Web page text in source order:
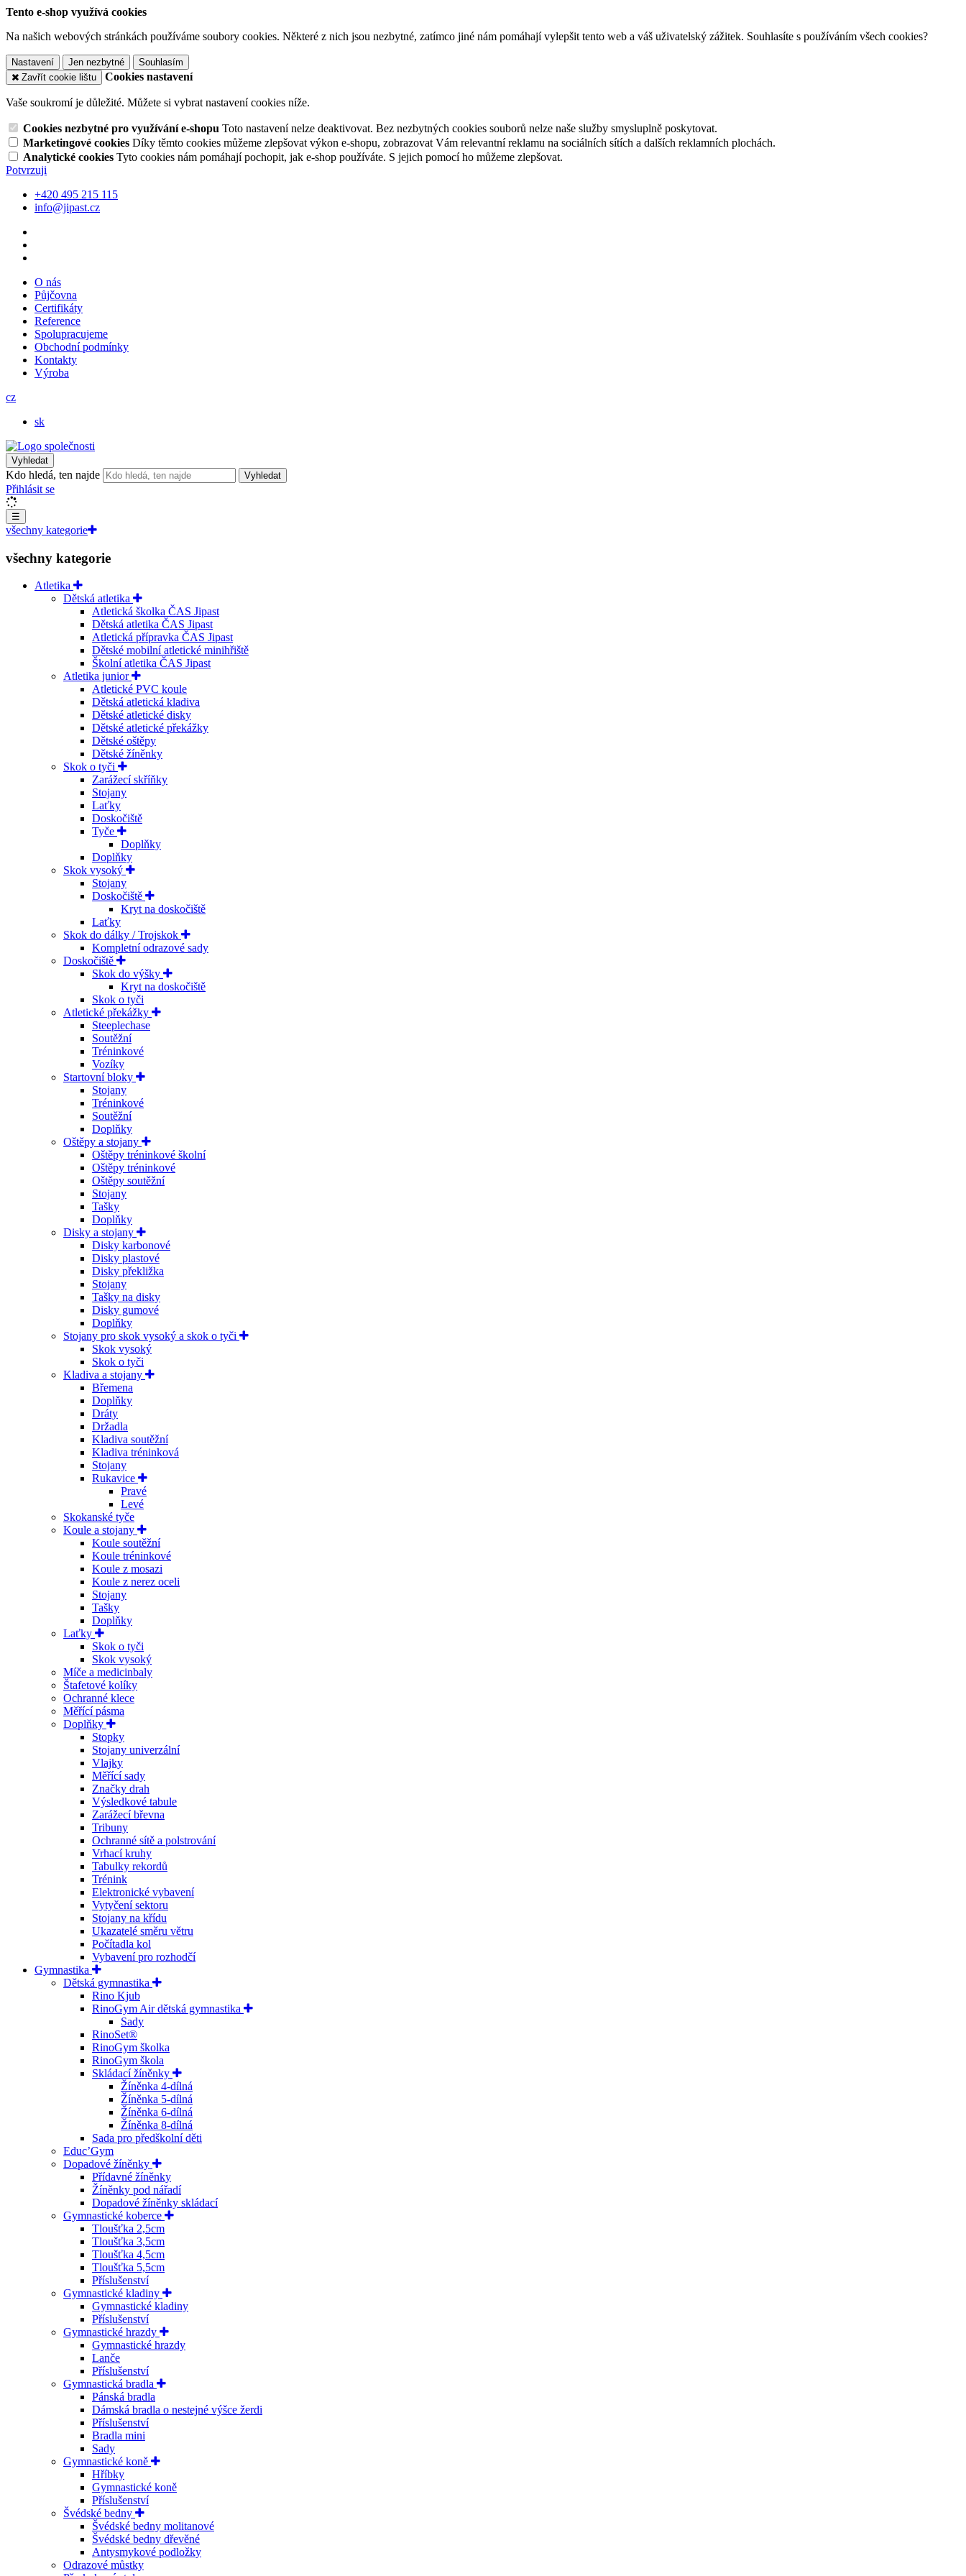
Tento e-shop využívá cookies
Na našich webových stránkách používáme soubory cookies. Některé z nich jsou nezbytné, zatímco jiné nám pomáhají vylepšit tento web a váš uživatelský zážitek. Souhlasíte s používáním všech cookies?
Nastavení Jen nezbytné
Souhlasím
Zavřít cookie lištu
Cookies nastavení
Vaše soukromí je důležité. Můžete si vybrat nastavení cookies níže.
Cookies nezbytné pro využívání e-shopu Toto nastavení nelze deaktivovat. Bez nezbytných cookies souborů nelze naše služby smysluplně poskytovat.
Marketingové cookies Díky těmto cookies můžeme zlepšovat výkon e-shopu, zobrazovat Vám relevantní reklamu na sociálních sítích a dalších reklamních plochách.
Analytické cookies Tyto cookies nám pomáhají pochopit, jak e-shop používáte. S jejich pomocí ho můžeme zlepšovat.
Potvrzuji
+420 495 215 115
info@jipast.cz
O nás
Půjčovna
Certifikáty
Reference
Spolupracujeme
Obchodní podmínky
Kontakty
Výroba
cz
sk
Vyhledat
Kdo hledá, ten najde Vyhledat
Přihlásit se
☰
všechny kategorie
všechny kategorie
Atletika
Dětská atletika
Atletická školka ČAS Jipast
Dětská atletika ČAS Jipast
Atletická přípravka ČAS Jipast
Dětské mobilní atletické minihřiště
Školní atletika ČAS Jipast
Atletika junior
Atletické PVC koule
Dětská atletická kladiva
Dětské atletické disky
Dětské atletické překážky
Dětské oštěpy
Dětské žíněnky
Skok o tyči
Zarážecí skříňky
Stojany
Laťky
Doskočiště
Tyče
Doplňky
Doplňky
Skok vysoký
Stojany
Doskočiště
Kryt na doskočiště
Laťky
Skok do dálky / Trojskok
Kompletní odrazové sady
Doskočiště
Skok do výšky
Kryt na doskočiště
Skok o tyči
Atletické překážky
Steeplechase
Soutěžní
Tréninkové
Vozíky
Startovní bloky
Stojany
Tréninkové
Soutěžní
Doplňky
Oštěpy a stojany
Oštěpy tréninkové školní
Oštěpy tréninkové
Oštěpy soutěžní
Stojany
Tašky
Doplňky
Disky a stojany
Disky karbonové
Disky plastové
Disky překližka
Stojany
Tašky na disky
Disky gumové
Doplňky
Stojany pro skok vysoký a skok o tyči
Skok vysoký
Skok o tyči
Kladiva a stojany
Břemena
Doplňky
Dráty
Držadla
Kladiva soutěžní
Kladiva tréninková
Stojany
Rukavice
Pravé
Levé
Skokanské tyče
Koule a stojany
Koule soutěžní
Koule tréninkové
Koule z mosazi
Koule z nerez oceli
Stojany
Tašky
Doplňky
Laťky
Skok o tyči
Skok vysoký
Míče a medicinbaly
Štafetové kolíky
Ochranné klece
Měřící pásma
Doplňky
Stopky
Stojany univerzální
Vlajky
Měřící sady
Značky drah
Výsledkové tabule
Zarážecí břevna
Tribuny
Ochranné sítě a polstrování
Vrhací kruhy
Tabulky rekordů
Trénink
Elektronické vybavení
Vytyčení sektoru
Stojany na křídu
Ukazatelé směru větru
Počítadla kol
Vybavení pro rozhodčí
Gymnastika
Dětská gymnastika
Rino Kjub
RinoGym Air dětská gymnastika
Sady
RinoSet®
RinoGym školka
RinoGym škola
Skládací žíněnky
Žíněnka 4-dílná
Žíněnka 5-dílná
Žíněnka 6-dílná
Žíněnka 8-dílná
Sada pro předškolní děti
Educ’Gym
Dopadové žíněnky
Přídavné žíněnky
Žíněnky pod nářadí
Dopadové žíněnky skládací
Gymnastické koberce
Tloušťka 2,5cm
Tloušťka 3,5cm
Tloušťka 4,5cm
Tloušťka 5,5cm
Příslušenství
Gymnastické kladiny
Gymnastické kladiny
Příslušenství
Gymnastické hrazdy
Gymnastické hrazdy
Lanče
Příslušenství
Gymnastická bradla
Pánská bradla
Dámská bradla o nestejné výšce žerdi
Příslušenství
Bradla mini
Sady
Gymnastické koně
Hříbky
Gymnastické koně
Příslušenství
Švédské bedny
Švédské bedny molitanové
Švédské bedny dřevěné
Antysmykové podložky
Odrazové můstky